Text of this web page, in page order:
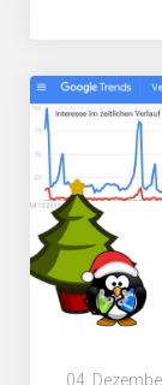
04.